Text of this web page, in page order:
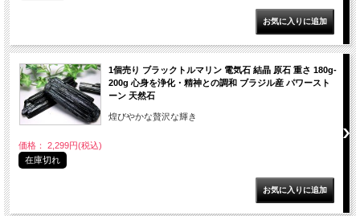
1個売り ブラックトルマリン 電気石 結晶 原石 重さ 180g-
200g 心身を浄化・精神との調和 ブラジル産 パワースト
ーン 天然石
煌びやかな贅沢な輝き
価格： 2,299円(税込)
在庫切れ